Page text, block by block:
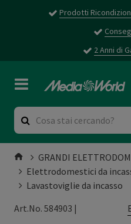
Prodotti
2 Anni di
GRANDI
Elettrodomestici da
Lavastoviglie da incasso
Art.No. 584903 |